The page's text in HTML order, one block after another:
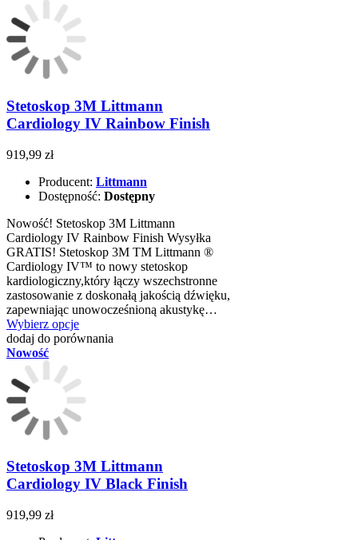
Stetoskop 3M Littmann
Cardiology IV Rainbow Finish
919,99 zł
Producent: Littmann
Dostępność: Dostępny
Nowość! Stetoskop 3M Littmann
Cardiology IV Rainbow Finish Wysyłka
GRATIS! Stetoskop 3M TM Littmann ®
Cardiology IV™ to nowy stetoskop
kardiologiczny,który łączy wszechstronne
zastosowanie z doskonałą jakością dźwięku,
zapewniając unowocześnioną akustykę…
Wybierz opcje
dodaj do porównania
Nowość
Stetoskop 3M Littmann
Cardiology IV Black Finish
919,99 zł